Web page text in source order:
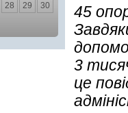
28 29
30
45
3
це